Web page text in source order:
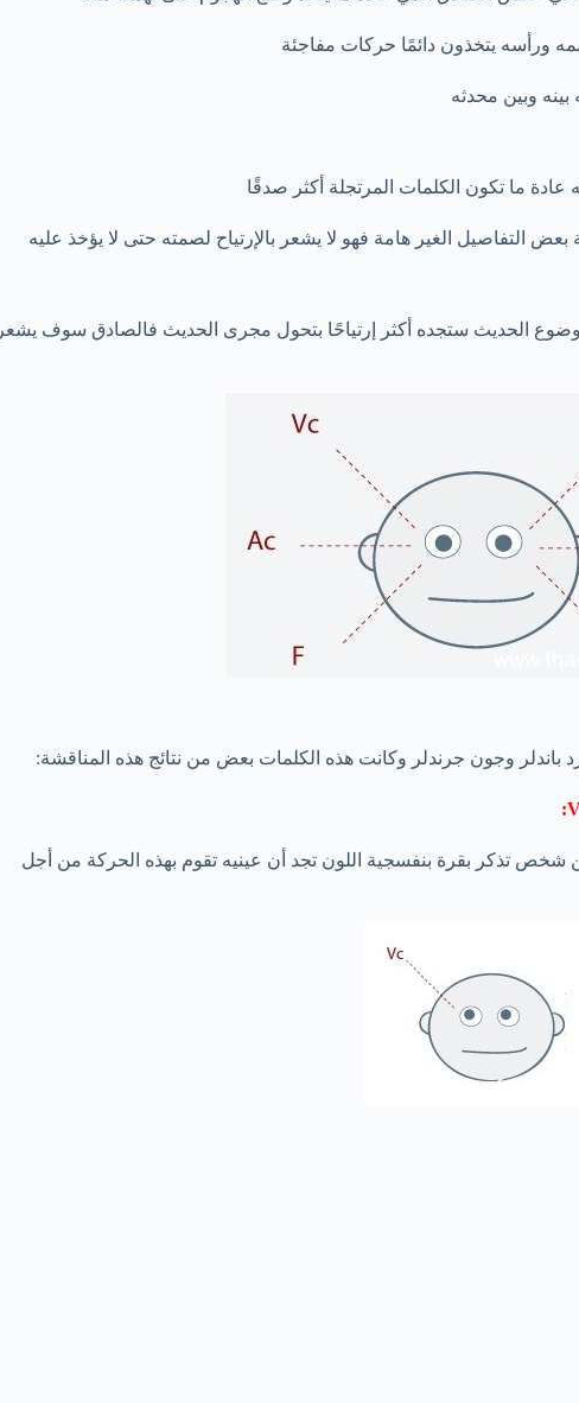
ورأسه يتخذون دائمًا حركات مفاجئة
وبين محدثه
ما تكون الكلمات المرتجلة أكثر صدقًا
التفاصيل الغير هامة فهو لا يشعر بالإرتياح لصمته حتى لا يؤخذ عليه
الحديث ستجده أكثر إرتياحًا بتحول مجرى الحديث فالصادق سوف يشعر
وجون جرندلر وكانت هذه الكلمات بعض من نتائج هذه المناقشة:
تذكر بقرة بنفسجية اللون تجد أن عينيه تقوم بهذه الحركة من أجل